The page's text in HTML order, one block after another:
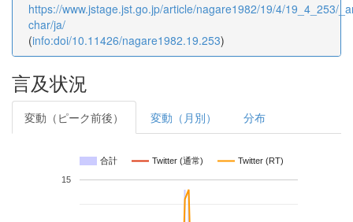
https://www.jstage.jst.go.jp/article/nagare1982/19/4/19_4_253/
char/ja/
(info:doi/10.11426/nagare1982.19.253)
言及状況
変動（ピーク前後） 変動（月別） 分布
合計 Twitter (通常) Twitter (RT)
15